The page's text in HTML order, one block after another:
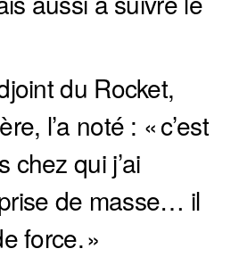
du Rocket,
l’a noté : « c’est
chez qui j’ai
de masse… il
force. »